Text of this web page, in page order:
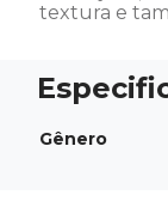
textura e
Gênero